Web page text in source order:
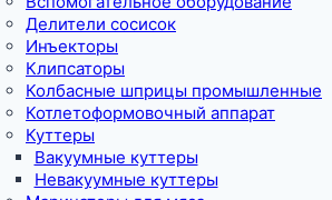
Делители сосисок
Инъекторы
Клипсаторы
Колбасные шприцы промышленные
Котлетоформовочный аппарат
Куттеры
Вакуумные куттеры
Невакуумные куттеры